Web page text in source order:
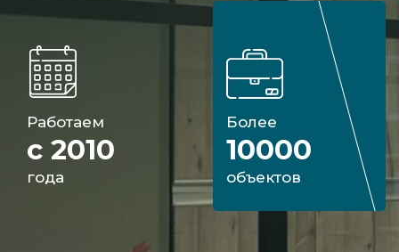
Работаем
с 2010
года
Более
10000
объектов